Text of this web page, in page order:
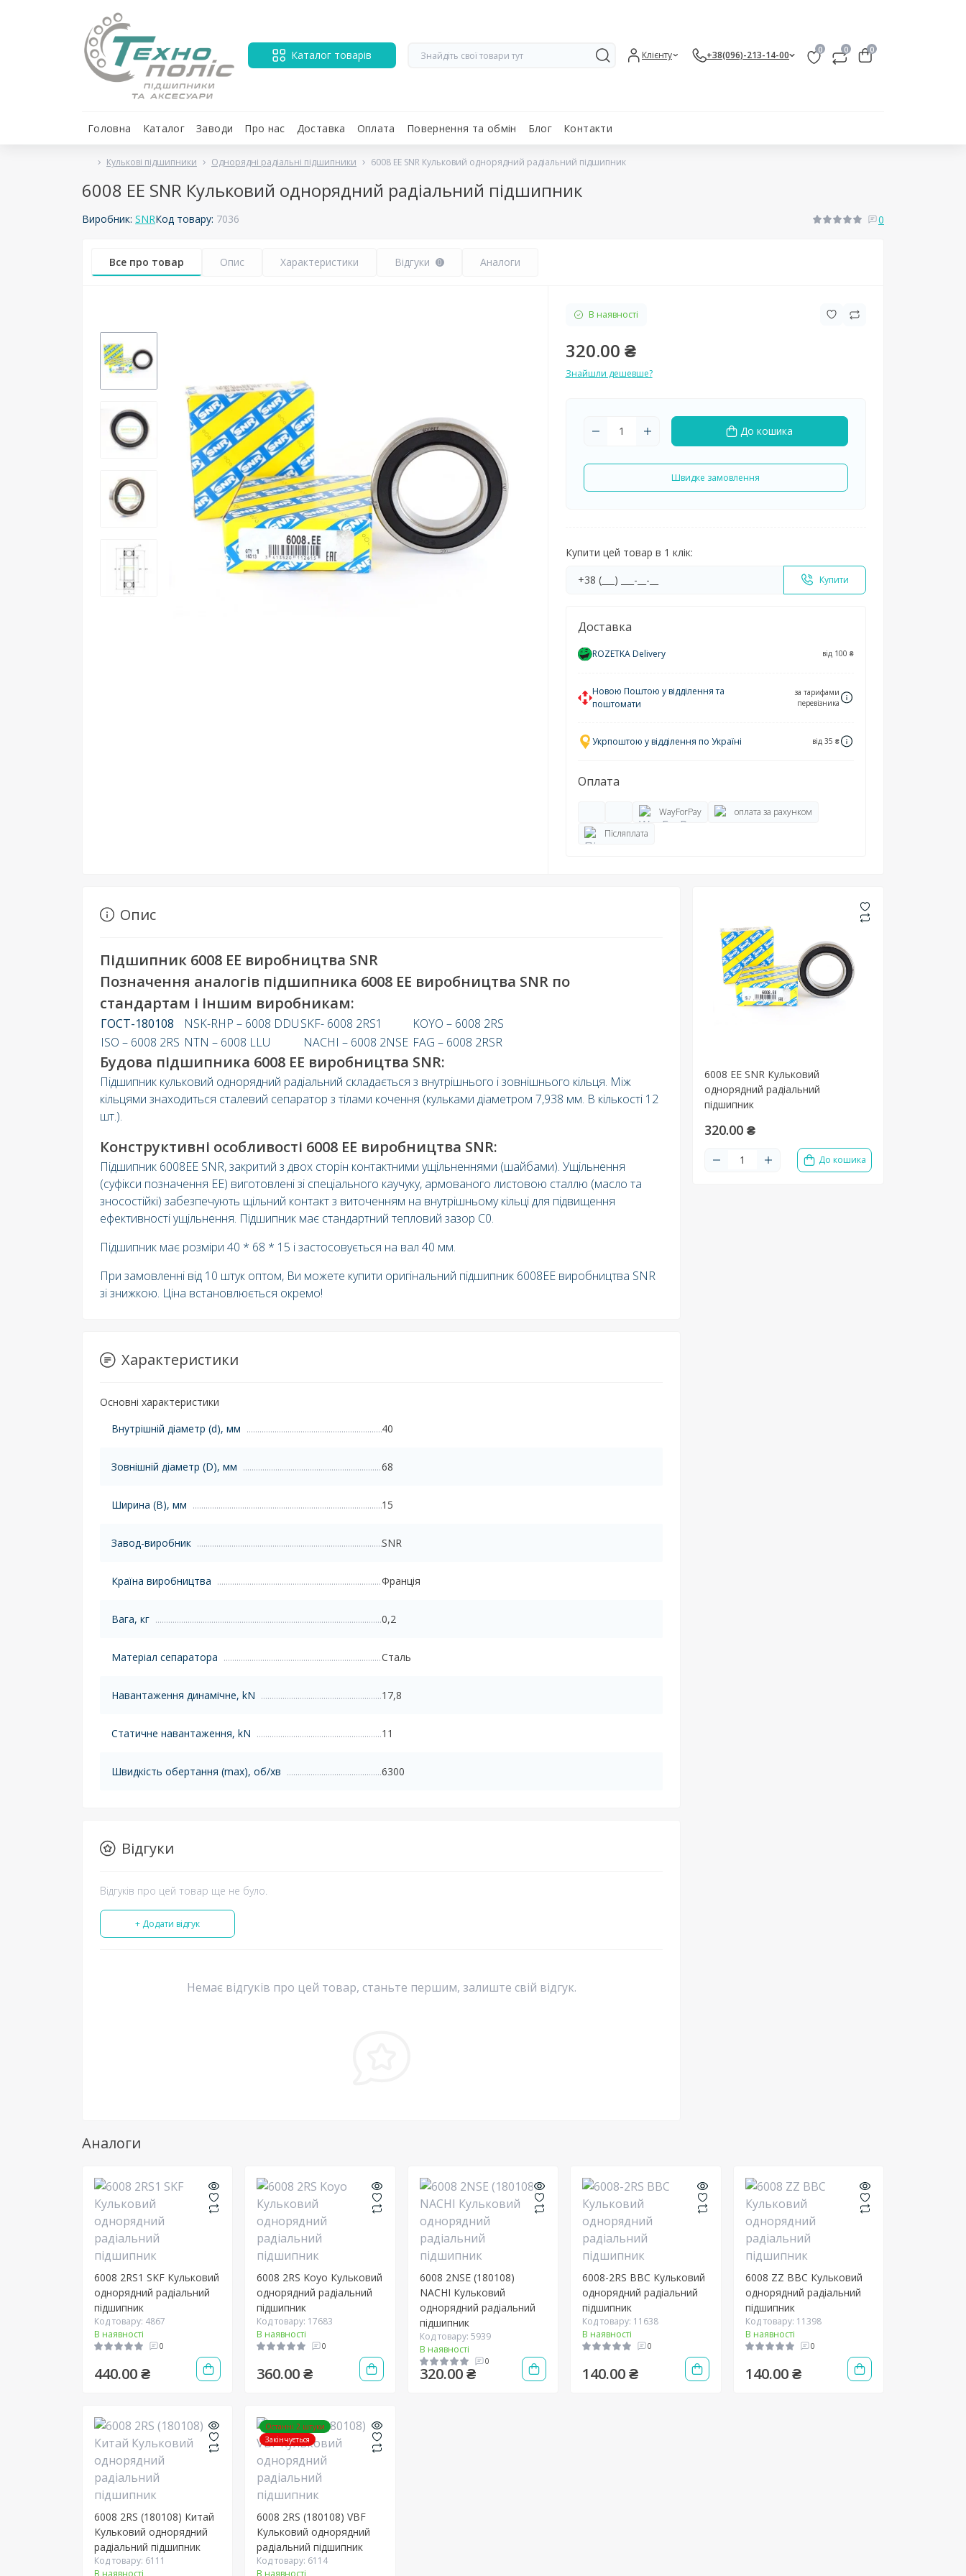
Каталог товарів Клієнту +38(096)-213-14-00 0 0 0
Головна Каталог Заводи Про нас Доставка Оплата Повернення та обмін Блог Контакти
Кулькові підшипники Однорядні радіальні підшипники 6008 EE SNR Кульковий однорядний радіальний підшипник
6008 EE SNR Кульковий однорядний радіальний підшипник
Виробник: SNRКод товару: 7036 0
Все про товар Опис Характеристики Відгуки 0 Аналоги
В наявності
320.00 ₴
Знайшли дешевше?
До кошика
Швидке замовлення
Купити цей товар в 1 клік:
Купити
Доставка
ROZETKA Delivery від 100 ₴
Новою Поштою у відділення та
поштомати
за тарифами
перевізника
Укрпоштою у відділення по Україні від 35 ₴
Оплата
WayForPay
оплата за рахунком
Післяплата
6008 EE SNR Кульковий
однорядний радіальний
підшипник
320.00 ₴
До кошика
Опис
Підшипник 6008 EE виробництва SNR
Позначення аналогів підшипника 6008 EE виробництва SNR по
стандартам і іншим виробникам:
ГОСТ-180108 NSK-RHP – 6008 DDUSKF- 6008 2RS1
KOYO – 6008 2RS
ISO – 6008 2RS NTN – 6008 LLU NACHI – 6008 2NSE FAG – 6008 2RSR
Будова підшипника 6008 EE виробництва SNR:
Підшипник кульковий однорядний радіальний складається з внутрішнього і зовнішнього кільця. Між
кільцями знаходиться сталевий сепаратор з тілами кочення (кульками діаметром 7,938 мм. В кількості 12
шт.).
Конструктивні особливості 6008 EE виробництва SNR:
Підшипник 6008EE SNR, закритий з двох сторін контактними ущільненнями (шайбами). Ущільнення
(суфікси позначення EE) виготовлені зі спеціального каучуку, армованого листовою сталлю (масло та
зносостійкі) забезпечують щільний контакт з виточенням на внутрішньому кільці для підвищення
ефективності ущільнення. Підшипник має стандартний тепловий зазор C0.
Підшипник має розміри 40 * 68 * 15 і застосовується на вал 40 мм.
При замовленні від 10 штук оптом, Ви можете купити оригінальний підшипник 6008EE виробництва SNR
зі знижкою. Ціна встановлюється окремо!
Характеристики
Основні характеристики
Внутрішній діаметр (d), мм
40
Зовнішній діаметр (D), мм 68
Ширина (B), мм 15
Завод-виробник SNR
Країна виробництва Франція
Вага, кг 0,2
Матеріал сепаратора Сталь
Навантаження динамічне, kN 17,8
Статичне навантаження, kN 11
Швидкість обертання (max), об/хв 6300
Відгуки
Відгуків про цей товар ще не було.
+ Додати відгук
Немає відгуків про цей товар, станьте першим, залиште свій відгук.
Аналоги
6008 2RS1 SKF Кульковий
однорядний радіальний
підшипник
Код товару: 4867
В наявності
0
440.00 ₴
6008 2RS Koyo Кульковий
однорядний радіальний
підшипник
Код товару: 17683
В наявності
0
360.00 ₴
6008 2NSE (180108)
NACHI Кульковий
однорядний радіальний
підшипник
Код товару: 5939
В наявності
0
320.00 ₴
6008-2RS BBC Кульковий
однорядний радіальний
підшипник
Код товару: 11638
В наявності
0
140.00 ₴
6008 ZZ BBC Кульковий
однорядний радіальний
підшипник
Код товару: 11398
В наявності
0
140.00 ₴
6008 2RS (180108) Китай
Кульковий однорядний
радіальний підшипник
Код товару: 6111
В наявності
Останні 2 штуки
Закінчується
6008 2RS (180108) VBF
Кульковий однорядний
радіальний підшипник
Код товару: 6114
В наявності